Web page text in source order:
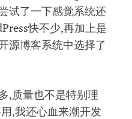
试了一下感觉系统还
快不少,再加上是
源博客系统中选择了
,质量也不是特别理
,我还心血来潮开发